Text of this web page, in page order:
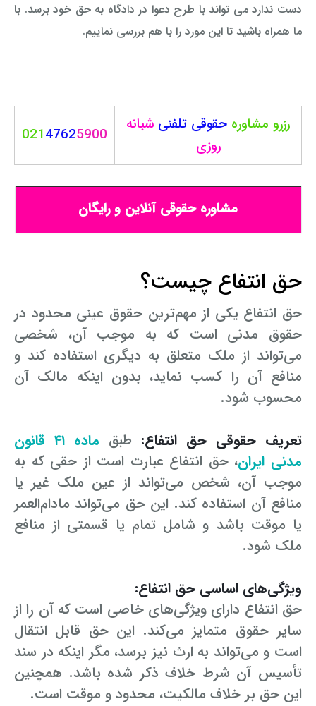
دست ندارد می تواند با طرح دعوا در دادگاه به حق خود برسد. با
ما همراه باشید تا این مورد را با هم بررسی نماییم.
رزرو مشاوره حقوقی تلفنی شبانه
روزی
02147625900
مشاوره حقوقی آنلاین و رایگان
حق انتفاع چیست؟
حق انتفاع یکی از مهم‌ترین حقوق عینی محدود در
حقوق مدنی است که به موجب آن، شخصی
می‌تواند از ملک متعلق به دیگری استفاده کند و
منافع آن را کسب نماید، بدون اینکه مالک آن
محسوب شود.
تعریف حقوقی حق انتفاع: طبق
ماده ۴۱ قانون
مدنی ایران، حق انتفاع عبارت است از حقی که به
موجب آن، شخص می‌تواند از عین ملک غیر یا
منافع آن استفاده کند. این حق می‌تواند مادام‌العمر
یا موقت باشد و شامل تمام یا قسمتی از منافع
ملک شود.
ویژگی‌های اساسی حق انتفاع:
حق انتفاع دارای ویژگی‌های خاصی است که آن را از
سایر حقوق متمایز می‌کند. این حق قابل انتقال
است و می‌تواند به ارث نیز برسد، مگر اینکه در سند
تأسیس آن شرط خلاف ذکر شده باشد. همچنین
این حق بر خلاف مالکیت، محدود و موقت است.